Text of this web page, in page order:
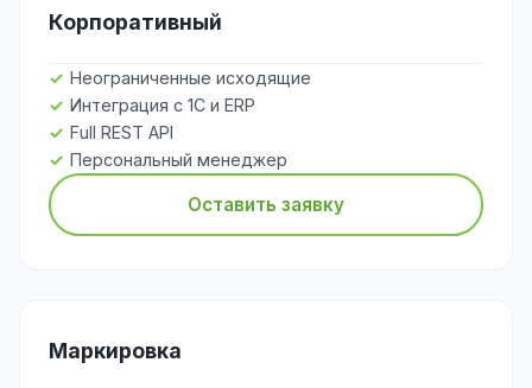
Корпоративный
Неограниченные исходящие
Интеграция с 1С и ERP
Full REST API
Персональный менеджер
Оставить заявку
Маркировка